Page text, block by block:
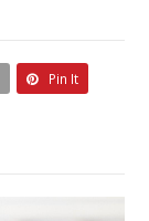
Pin It